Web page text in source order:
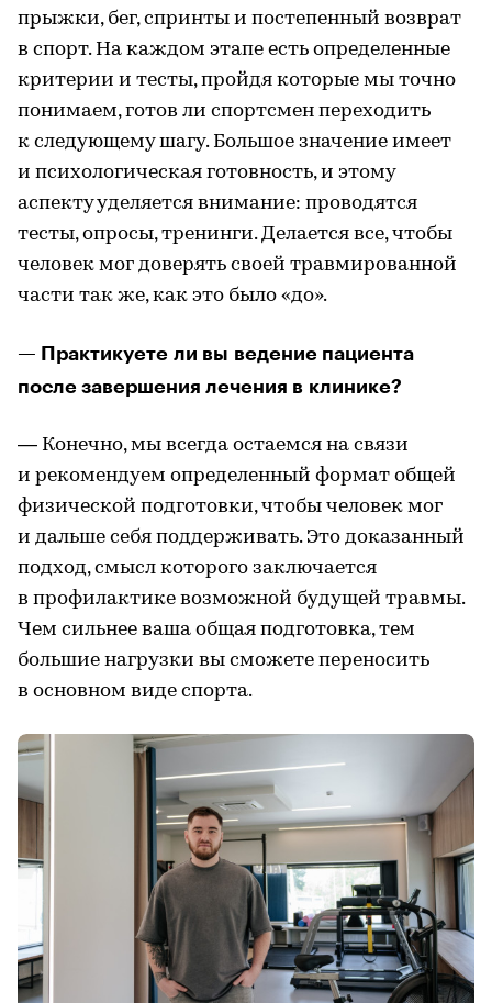
прыжки, бег, спринты и постепенный возврат
в спорт. На каждом этапе есть определенные
критерии и тесты, пройдя которые мы точно
понимаем, готов ли спортсмен переходить
к следующему шагу. Большое значение имеет
и психологическая готовность, и этому
аспекту уделяется внимание: проводятся
тесты, опросы, тренинги. Делается все, чтобы
человек мог доверять своей травмированной
части так же, как это было «до».
— Практикуете ли вы ведение пациента
после завершения лечения в клинике?
— Конечно, мы всегда остаемся на связи
и рекомендуем определенный формат общей
физической подготовки, чтобы человек мог
и дальше себя поддерживать. Это доказанный
подход, смысл которого заключается
в профилактике возможной будущей травмы.
Чем сильнее ваша общая подготовка, тем
большие нагрузки вы сможете переносить
в основном виде спорта.